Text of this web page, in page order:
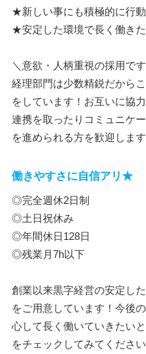
★新しい事にも積極的に行
★安定した環境で長く働き
＼意欲・人柄重視の採用で
経理部門は少数精鋭だから
をしています！お互いに協
連携を取ったりコミュニケ
を進められる方を歓迎しま
働きやすさに自信アリ★
◎完全週休2日制
◎土日祝休み
◎年間休日128日
◎残業月7h以下
創業以来黒字経営の安定し
をご用意しています！今後
心して長く働いていきたい
をチェックしてみてくださ